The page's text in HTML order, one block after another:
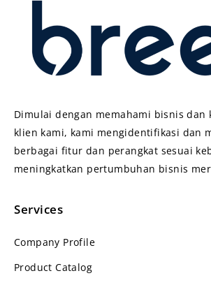
Dimulai dengan memahami bisnis dan
klien kami, kami mengidentifikasi dan
berbagai fitur dan perangkat sesuai
meningkatkan pertumbuhan bisnis
Services
Company Profile
Product Catalog